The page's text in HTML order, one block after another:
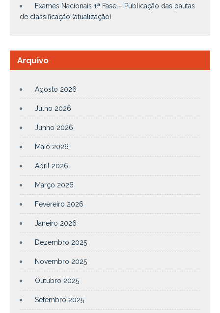
Exames Nacionais 1ª Fase – Publicação das pautas
de classificação (atualização)
Arquivo
Agosto 2026
Julho 2026
Junho 2026
Maio 2026
Abril 2026
Março 2026
Fevereiro 2026
Janeiro 2026
Dezembro 2025
Novembro 2025
Outubro 2025
Setembro 2025